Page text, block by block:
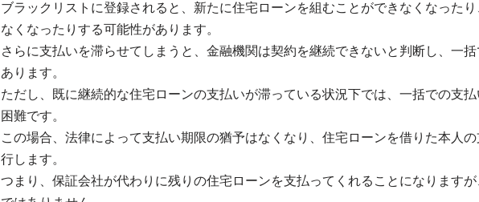
ブラックリストに登録されると、新たに住宅ローンを組むことができなくなった
なくなったりする可能性があります。
さらに支払いを滞らせてしまうと、金融機関は契約を継続できないと判断し、一
あります。
ただし、既に継続的な住宅ローンの支払いが滞っている状況下では、一括での支
困難です。
この場合、法律によって支払い期限の猶予はなくなり、住宅ローンを借りた本人
行します。
つまり、保証会社が代わりに残りの住宅ローンを支払ってくれることになります